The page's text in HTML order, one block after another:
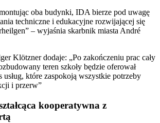
oba budynki, IDA bierze pod uwagę
techniczne i edukacyjne rozwijającej się
– wyjaśnia skarbnik miasta André
Klötzner dodaje: „Po zakończeniu prac cały
teren szkoły będzie oferował
usług, które zaspokoją wszystkie potrzeby
i przerw”
kooperatywna z